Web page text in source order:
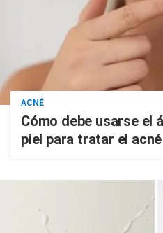
ACNÉ
Cómo debe usarse el
piel para tratar el acné